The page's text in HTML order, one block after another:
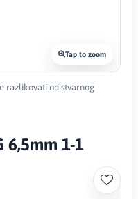
Tap to zoom
razlikovati od stvarnog
6,5mm 1-1